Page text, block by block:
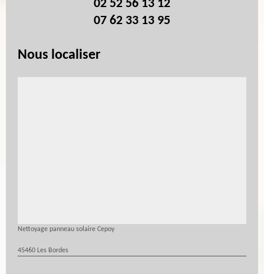
02 52 56 13 12
07 62 33 13 95
Nous localiser
Nettoyage panneau solaire Cepoy
45460 Les Bordes